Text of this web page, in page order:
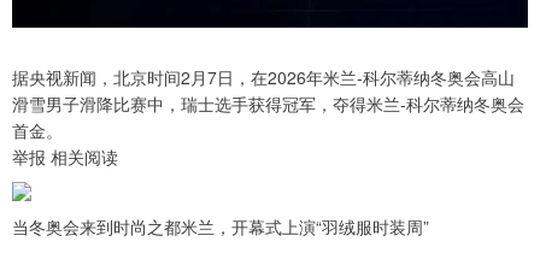
据央视新闻，北京时间2月7日，在2026年米兰-科尔蒂纳冬奥会高山
滑雪男子滑降比赛中，瑞士选手获得冠军，夺得米兰-科尔蒂纳冬奥会
首金。
举报 相关阅读
当冬奥会来到时尚之都米兰，开幕式上演“羽绒服时装周”